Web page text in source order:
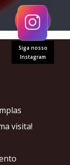
Siga nosso
Instagram
visita!